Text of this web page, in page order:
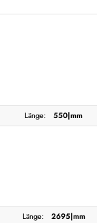
Länge: 550|mm
Länge: 2695|mm